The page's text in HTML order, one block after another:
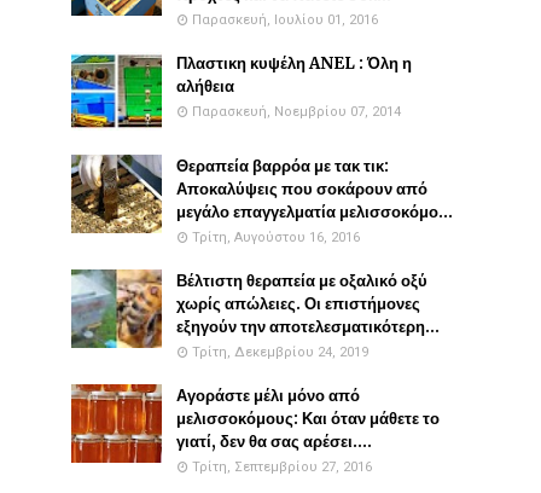
Παρασκευή, Ιουλίου 01, 2016
Πλαστικη κυψέλη ANEL : Όλη η
αλήθεια
Παρασκευή, Νοεμβρίου 07, 2014
Θεραπεία βαρρόα με τακ τικ:
Αποκαλύψεις που σοκάρουν από
μεγάλο επαγγελματία μελισσοκόμο...
Τρίτη, Αυγούστου 16, 2016
Βέλτιστη θεραπεία με οξαλικό οξύ
χωρίς απώλειες. Οι επιστήμονες
εξηγούν την αποτελεσματικότερη...
Τρίτη, Δεκεμβρίου 24, 2019
Αγοράστε μέλι μόνο από
μελισσοκόμους: Και όταν μάθετε το
γιατί, δεν θα σας αρέσει....
Τρίτη, Σεπτεμβρίου 27, 2016